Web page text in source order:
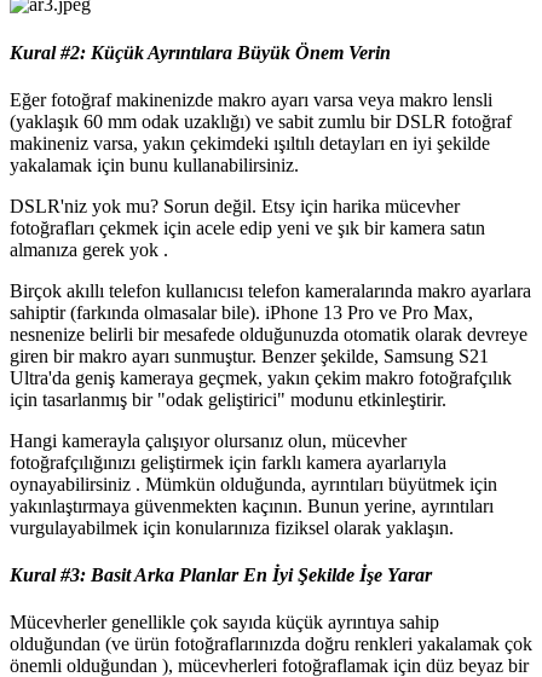
Kural #2: Küçük Ayrıntılara Büyük Önem Verin
Eğer fotoğraf makinenizde makro ayarı varsa veya makro lensli
(yaklaşık 60 mm odak uzaklığı) ve sabit zumlu bir DSLR fotoğraf
makineniz varsa, yakın çekimdeki ışıltılı detayları en iyi şekilde
yakalamak için bunu kullanabilirsiniz.
DSLR'niz yok mu? Sorun değil. Etsy için harika mücevher
fotoğrafları çekmek için acele edip yeni ve şık bir kamera satın
almanıza gerek yok .
Birçok akıllı telefon kullanıcısı telefon kameralarında makro ayarlara
sahiptir (farkında olmasalar bile). iPhone 13 Pro ve Pro Max,
nesnenize belirli bir mesafede olduğunuzda otomatik olarak devreye
giren bir makro ayarı sunmuştur. Benzer şekilde, Samsung S21
Ultra'da geniş kameraya geçmek, yakın çekim makro fotoğrafçılık
için tasarlanmış bir "odak geliştirici" modunu etkinleştirir.
Hangi kamerayla çalışıyor olursanız olun, mücevher
fotoğrafçılığınızı geliştirmek için farklı kamera ayarlarıyla
oynayabilirsiniz . Mümkün olduğunda, ayrıntıları büyütmek için
yakınlaştırmaya güvenmekten kaçının. Bunun yerine, ayrıntıları
vurgulayabilmek için konularınıza fiziksel olarak yaklaşın.
Kural #3: Basit Arka Planlar En İyi Şekilde İşe Yarar
Mücevherler genellikle çok sayıda küçük ayrıntıya sahip
olduğundan (ve ürün fotoğraflarınızda doğru renkleri yakalamak çok
önemli olduğundan ), mücevherleri fotoğraflamak için düz beyaz bir